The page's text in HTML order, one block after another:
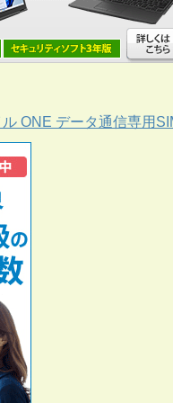
ONE データ通信専用